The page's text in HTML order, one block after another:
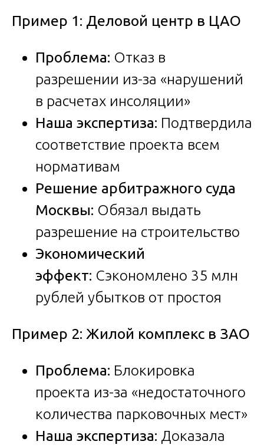
Пример 1: Деловой центр в ЦАО
Проблема: Отказ в
разрешении из-за «нарушений
в расчетах инсоляции»
Наша экспертиза: Подтвердила
соответствие проекта всем
нормативам
Решение арбитражного суда
Москвы: Обязал выдать
разрешение на строительство
Экономический
эффект: Сэкономлено 35 млн
рублей убытков от простоя
Пример 2: Жилой комплекс в ЗАО
Проблема: Блокировка
проекта из-за «недостаточного
количества парковочных мест»
Наша экспертиза: Доказала